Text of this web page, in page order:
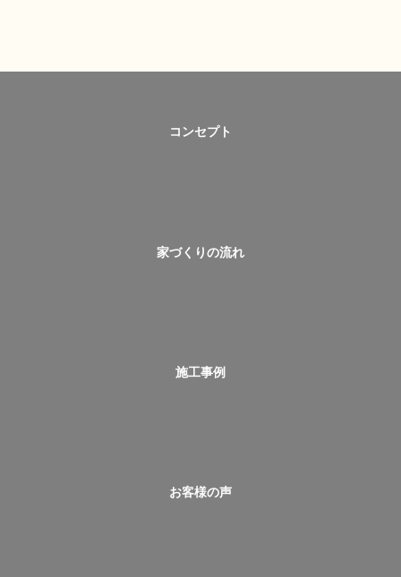
コンセプト
家づくりの流れ
施工事例
お客様の声